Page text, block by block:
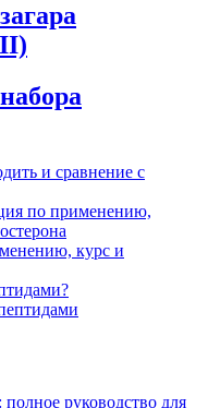
и сравнение с
по применению,
курс и
руководство для